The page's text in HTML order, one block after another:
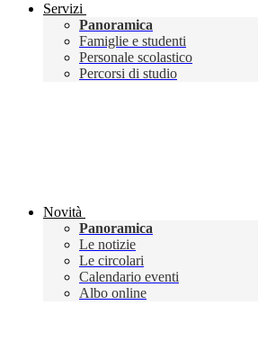
Servizi
Panoramica
Famiglie e studenti
Personale scolastico
Percorsi di studio
Novità
Panoramica
Le notizie
Le circolari
Calendario eventi
Albo online